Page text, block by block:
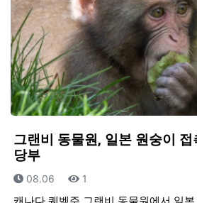
그랜비 동물원, 일본 원숭이 접
당부
등록일
08.06 조회
1
캐나다 퀘벡주 그랜비 동물원에서 일